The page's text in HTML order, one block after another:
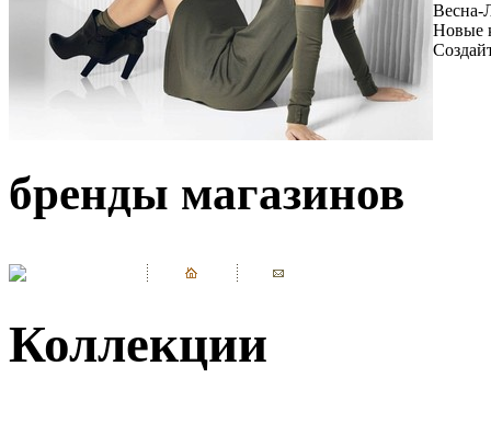
Весна-
Новые
бренды магазинов
Коллекции